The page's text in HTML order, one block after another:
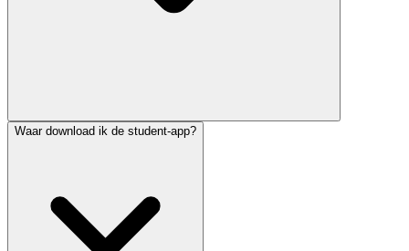
Waar download ik de student-app?